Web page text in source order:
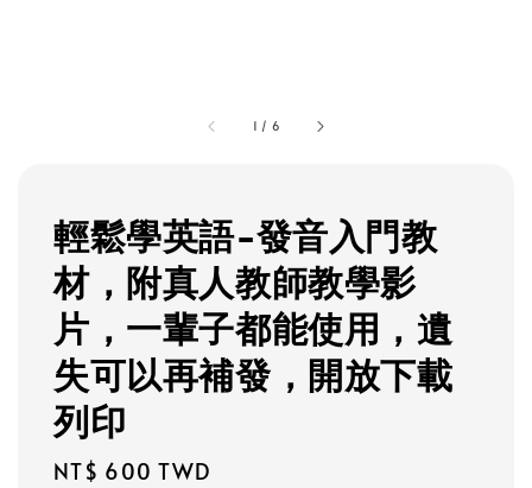
1 / 6
輕鬆學英語-發音入門教
材，附真人教師教學影
片，一輩子都能使用，遺
失可以再補發，開放下載
列印
Regular
NT$ 600 TWD